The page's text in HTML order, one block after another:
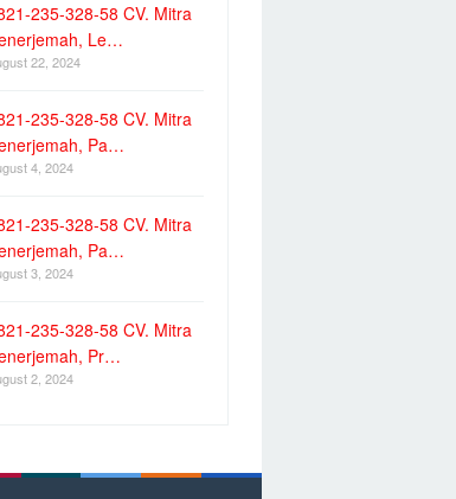
235-328-58 CV. Mitra
Le…
22, 2024
235-328-58 CV. Mitra
Pa…
4, 2024
235-328-58 CV. Mitra
Pa…
3, 2024
235-328-58 CV. Mitra
Pr…
2, 2024